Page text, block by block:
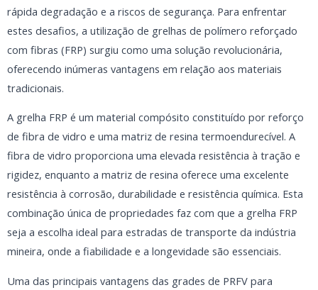
rápida degradação e a riscos de segurança. Para enfrentar
estes desafios, a utilização de grelhas de polímero reforçado
com fibras (FRP) surgiu como uma solução revolucionária,
oferecendo inúmeras vantagens em relação aos materiais
tradicionais.
A grelha FRP é um material compósito constituído por reforço
de fibra de vidro e uma matriz de resina termoendurecível. A
fibra de vidro proporciona uma elevada resistência à tração e
rigidez, enquanto a matriz de resina oferece uma excelente
resistência à corrosão, durabilidade e resistência química. Esta
combinação única de propriedades faz com que a grelha FRP
seja a escolha ideal para estradas de transporte da indústria
mineira, onde a fiabilidade e a longevidade são essenciais.
Uma das principais vantagens das grades de PRFV para